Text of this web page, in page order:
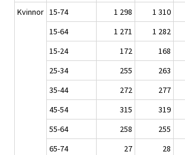
Kvinnor 15-74 1 298 1 310
15-64
1 271 1 282
15-24
172 168
25-34
255 263
35-44
272 277
45-54
315 319
55-64
258 255
65-74
27 28